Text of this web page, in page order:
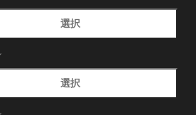
選択
選択